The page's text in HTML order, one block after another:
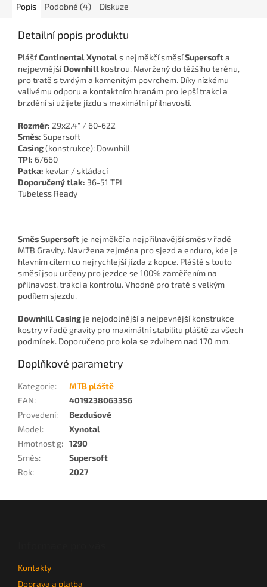
Popis Podobné (4) Diskuze
Detailní popis produktu
PlášťContinental Xynotals nejměkčí směsíSupersofta
nejpevnějšíDownhill kostrou. Navržený do těžšího terénu,
pro tratě s tvrdým a kamenitým povrchem. Díky nízkému
valivému odporu a kontaktním hranám pro lepší trakci a
brzdění si užijete jízdu s maximální přilnavostí.
Rozměr: 29x2.4" / 60-622
Směs: Supersoft
Casing(konstrukce): Downhill
TPI: 6/660
Patka: kevlar / skládací
Doporučený tlak: 36-51 TPI
Tubeless Ready
Směs Supersoft je nejměkčí a nejpřilnavější směs v řadě
MTB Gravity. Navržena zejména pro sjezd a enduro, kde je
hlavním cílem co nejrychlejší jízda z kopce. Pláště s touto
směsí jsou určeny pro jezdce se 100% zaměřením na
přilnavost, trakci a kontrolu. Vhodné pro tratě s velkým
podílem sjezdu.
Downhill Casing je nejodolnější a nejpevnější konstrukce
kostry v řadě gravity pro maximální stabilitu pláště za všech
podmínek. Doporučeno pro kola se zdvihem nad 170 mm.
Doplňkové parametry
Kategorie:
MTB pláště
EAN:
4019238063356
Provedení:
Bezdušové
Model:
Xynotal
Hmotnost g: 1290
Směs:
Supersoft
Rok: 2027
Kontakty
Doprava a platba